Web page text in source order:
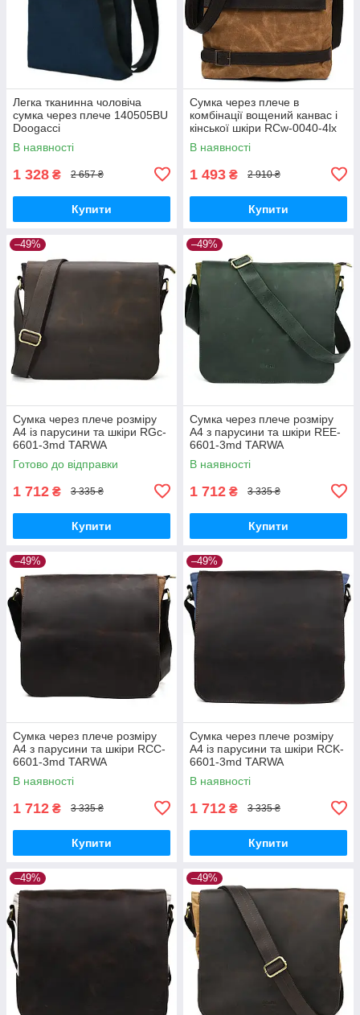
Легка тканинна чоловіча
сумка через плече 140505BU
Doogacci
В наявності
1 328 ₴ 2 657 ₴
Купити
Сумка через плече в
комбінації вощений канвас і
кінської шкіри RCw-0040-4lx
TARWA
В наявності
1 493 ₴ 2 910 ₴
Купити
–49%
Сумка через плече розміру
А4 із парусини та шкіри RGc-
6601-3md TARWA
Готово до відправки
1 712 ₴ 3 335 ₴
Купити
–49%
Сумка через плече розміру
А4 з парусини та шкіри REE-
6601-3md TARWA
В наявності
1 712 ₴ 3 335 ₴
Купити
–49%
Сумка через плече розміру
А4 з парусини та шкіри RCC-
6601-3md TARWA
В наявності
1 712 ₴ 3 335 ₴
Купити
–49%
Сумка через плече розміру
А4 із парусини та шкіри RCK-
6601-3md TARWA
В наявності
1 712 ₴ 3 335 ₴
Купити
–49% –49%